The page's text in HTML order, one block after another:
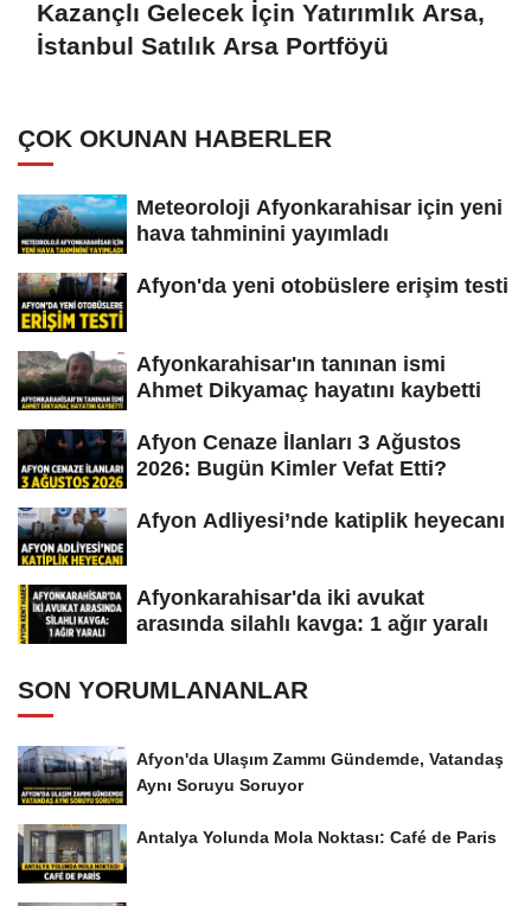
Kazançlı Gelecek İçin Yatırımlık Arsa,
İstanbul Satılık Arsa Portföyü
ÇOK OKUNAN HABERLER
Meteoroloji Afyonkarahisar için yeni
hava tahminini yayımladı
Afyon'da yeni otobüslere erişim testi
Afyonkarahisar'ın tanınan ismi
Ahmet Dikyamaç hayatını kaybetti
Afyon Cenaze İlanları 3 Ağustos
2026: Bugün Kimler Vefat Etti?
Afyon Adliyesi’nde katiplik heyecanı
Afyonkarahisar'da iki avukat
arasında silahlı kavga: 1 ağır yaralı
SON YORUMLANANLAR
Afyon'da Ulaşım Zammı Gündemde, Vatandaş
Aynı Soruyu Soruyor
Antalya Yolunda Mola Noktası: Café de Paris